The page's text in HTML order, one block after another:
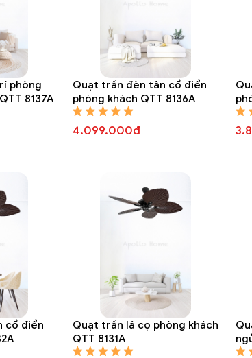
thủy tinh QTT 6977A
phòng
8137A
Quạt trần đèn tân cổ điển
phòng khách QTT 8136A
4.099.000đ
cổ điển
Quạt trần lá cọ phòng khách
QTT 8131A